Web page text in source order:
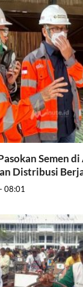
Semen
Distribusi
08:01